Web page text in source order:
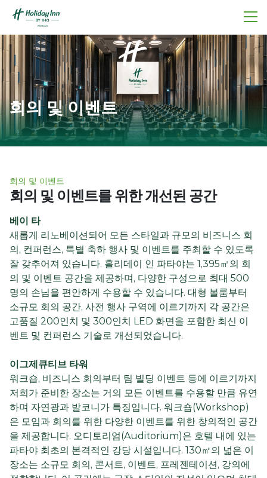
회의 및 이벤트
회의 및 이벤트
회의 및 이벤트를 위한 개선된 공간
베이 타
새롭게 리노베이션되어 모든 스타일과 규모의 비즈니스 회
의, 컨퍼런스, 특별 축하 행사 및 이벤트를 주최할 수 있도록
잘 갖추어져 있습니다. 홀리데이 인 파타야는 1,395㎡의 회
의 및 이벤트 공간을 제공하며, 다양한 구성으로 최대 500
명의 손님을 편안하게 수용할 수 있습니다. 대형 볼룸부터
소규모 회의 공간, 사전 행사 구역에 이르기까지 각 공간은
고품질 200인치 및 300인치 LED 화면을 포함한 최신 이
벤트 및 컨퍼런스 기술로 개선되었습니다.
이그제큐티브 타워
워크숍, 비즈니스 회의부터 팀 빌딩 이벤트 등에 이르기까지
저희가 준비한 장소는 거의 모든 이벤트를 수용할 만큼 유연
하며 자연광과 발코니가 특징입니다. 워크숍(Workshop)
은 모임과 회의를 위한 다양한 이벤트를 위한 창의적인 공간
을 제공합니다. 오디토리엄(Auditorium)은 호텔 내에 있는
파타야 최초의 본격적인 강당 시설입니다. 130㎡의 넓은 이
장소는 소규모 회의, 콘서트, 이벤트, 프레젠테이션, 강의에